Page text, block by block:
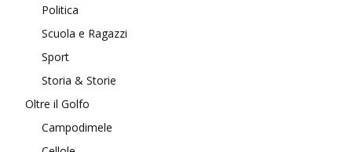
Politica
Scuola e Ragazzi
Sport
Storia & Storie
Oltre il Golfo
Campodimele